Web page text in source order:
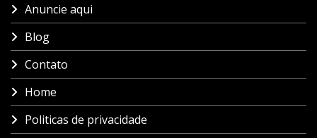
Anuncie aqui
Blog
Contato
Home
Politicas de privacidade